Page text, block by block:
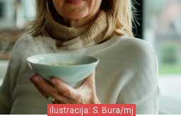
ilustracija: S. Bura/mj